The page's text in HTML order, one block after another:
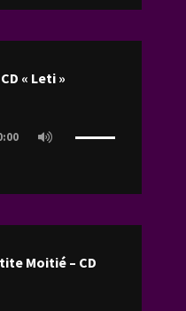
« Leti »
flèches
haut/bas
augmenter
Moitié – CD